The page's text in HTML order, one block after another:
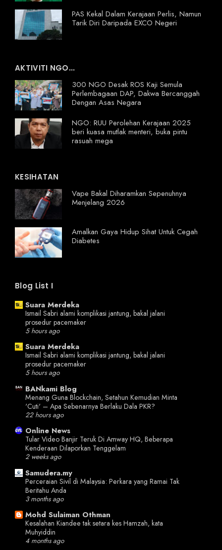
PAS Kekal Dalam Kerajaan Perlis, Namun
Tarik Diri Daripada EXCO Negeri
AKTIVITI NGO...
300 NGO Desak ROS Kaji Semula
Perlembagaan DAP, Dakwa Bercanggah
Dengan Asas Negara
NGO: RUU Perolehan Kerajaan 2025
beri kuasa mutlak menteri, buka pintu
rasuah mega
KESIHATAN
Vape Bakal Diharamkan Sepenuhnya
Menjelang 2026
Amalkan Gaya Hidup Sihat Untuk Cegah
Diabetes
Blog List I
Suara Merdeka
Ismail Sabri alami komplikasi jantung, bakal jalani
prosedur pacemaker
5 hours ago
Suara Merdeka
Ismail Sabri alami komplikasi jantung, bakal jalani
prosedur pacemaker
5 hours ago
BANkami Blog
Menang Guna Blockchain, Setahun Kemudian Minta
'Cuti' – Apa Sebenarnya Berlaku Dala PKR?
22 hours ago
Online News
Tular Video Banjir Teruk Di Amway HQ, Beberapa
Kenderaan Dilaporkan Tenggelam
2 weeks ago
Samudera.my
Perceraian Sivil di Malaysia: Perkara yang Ramai Tak
Beritahu Anda
3 months ago
Mohd Sulaiman Othman
Kesalahan Kiandee tak setara kes Hamzah, kata
Muhyiddin
4 months ago